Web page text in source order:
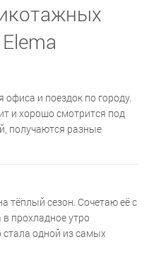
и поездок по городу.
и хорошо смотрится под
получаются разные
тёплый сезон. Сочетаю её с
прохладное утро
одной из самых